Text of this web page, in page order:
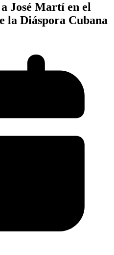
José Martí en el
la Diáspora Cubana